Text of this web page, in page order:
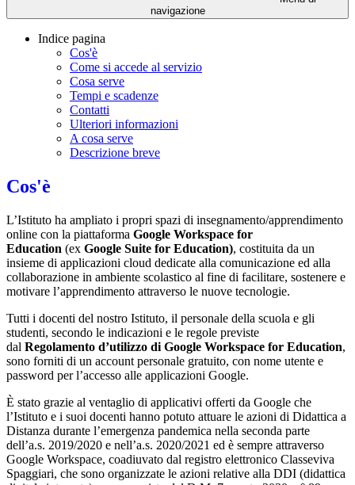
navigazione
Indice pagina
Cos'è
Come si accede al servizio
Cosa serve
Tempi e scadenze
Contatti
Ulteriori informazioni
A cosa serve
Descrizione breve
Cos'è
L’Istituto ha ampliato i propri spazi di insegnamento/apprendimento
online con la piattaforma Google Workspace for
Education (ex Google Suite for Education), costituita da un
insieme di applicazioni cloud dedicate alla comunicazione ed alla
collaborazione in ambiente scolastico al fine di facilitare, sostenere e
motivare l’apprendimento attraverso le nuove tecnologie.
Tutti i docenti del nostro Istituto, il personale della scuola e gli
studenti, secondo le indicazioni e le regole previste
dal Regolamento d’utilizzo di Google Workspace for Education,
sono forniti di un account personale gratuito, con nome utente e
password per l’accesso alle applicazioni Google.
È stato grazie al ventaglio di applicativi offerti da Google che
l’Istituto e i suoi docenti hanno potuto attuare le azioni di Didattica a
Distanza durante l’emergenza pandemica nella seconda parte
dell’a.s. 2019/2020 e nell’a.s. 2020/2021 ed è sempre attraverso
Google Workspace, coadiuvato dal registro elettronico Classeviva
Spaggiari, che sono organizzate le azioni relative alla DDI (didattica